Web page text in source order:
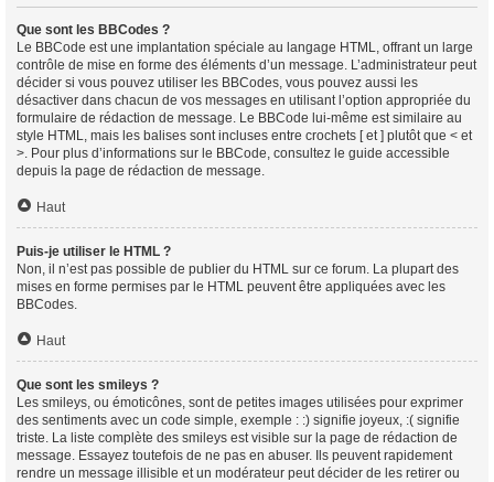
Que sont les BBCodes ?
Le BBCode est une implantation spéciale au langage HTML, offrant un large
contrôle de mise en forme des éléments d’un message. L’administrateur peut
décider si vous pouvez utiliser les BBCodes, vous pouvez aussi les
désactiver dans chacun de vos messages en utilisant l’option appropriée du
formulaire de rédaction de message. Le BBCode lui-même est similaire au
style HTML, mais les balises sont incluses entre crochets [ et ] plutôt que < et
>. Pour plus d’informations sur le BBCode, consultez le guide accessible
depuis la page de rédaction de message.
Haut
Puis-je utiliser le HTML ?
Non, il n’est pas possible de publier du HTML sur ce forum. La plupart des
mises en forme permises par le HTML peuvent être appliquées avec les
BBCodes.
Haut
Que sont les smileys ?
Les smileys, ou émoticônes, sont de petites images utilisées pour exprimer
des sentiments avec un code simple, exemple : :) signifie joyeux, :( signifie
triste. La liste complète des smileys est visible sur la page de rédaction de
message. Essayez toutefois de ne pas en abuser. Ils peuvent rapidement
rendre un message illisible et un modérateur peut décider de les retirer ou